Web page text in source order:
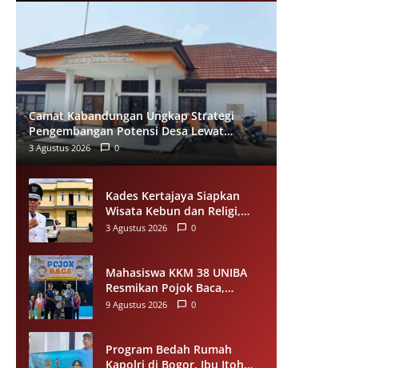
Camat Kabandungan Ungkap Strategi
Pengembangan Potensi Desa Lewat
BUMDes dan Kolaborasi Pentahelix
3 Agustus 2026 0
Kades Kertajaya Siapkan
Wisata Kebun dan Religi,
UMKM Jadi Motor Baru
3 Agustus 2026 0
Mahasiswa KKM 38 UNIBA
Resmikan Pojok Baca,
Dorong Minat Literasi Anak-
9 Agustus 2026 0
Program Bedah Rumah
Kapolri di Bogor, Ibu Itoh